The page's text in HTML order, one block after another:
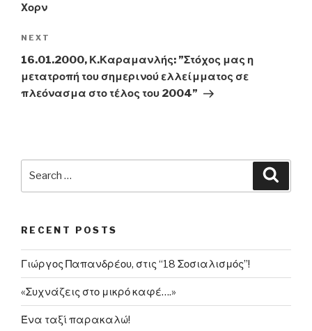
Χορν
Next
Post
NEXT
16.01.2000, Κ.Καραμανλής: ”Στόχος μας η
μετατροπή του σημερινού ελλείμματος σε
πλεόνασμα στο τέλος του 2004”
RECENT POSTS
Γιώργος Παπανδρέου, στις “18 Σοσιαλισμός”!
«Συχνάζεις στο μικρό καφέ….»
Ένα ταξί παρακαλώ!